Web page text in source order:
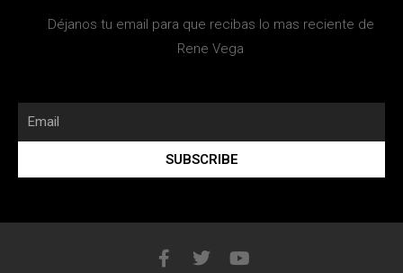
Déjanos tu email para que recibas lo mas reciente de
Rene Vega
SUBSCRIBE